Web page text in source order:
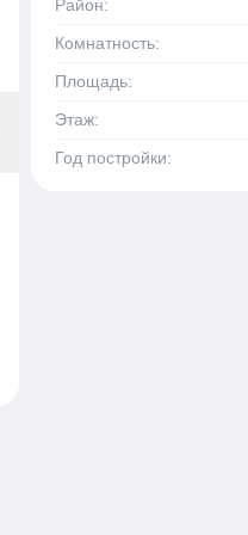
Район:
Комнатность:
Площадь:
Этаж:
Год постройки: